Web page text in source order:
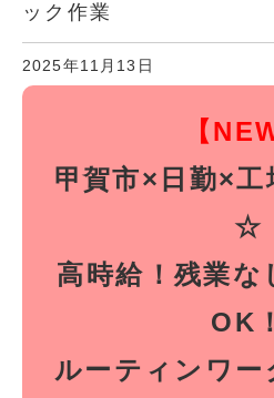
ック作業
2025年11月13日
【
甲賀市×日勤×工
☆
高時給！残業な
OK！
ルーティンワー